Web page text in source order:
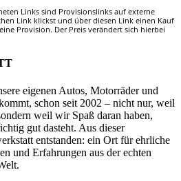
Links sind Provisionslinks auf externe
Link klickst und über diesen Link einen Kauf
Provision. Der Preis verändert sich hierbei
eigenen Autos, Motorräder und
schon seit 2002 – nicht nur, weil
weil wir Spaß daran haben,
gut dasteht. Aus dieser
entstanden: ein Ort für ehrliche
und Erfahrungen aus der echten